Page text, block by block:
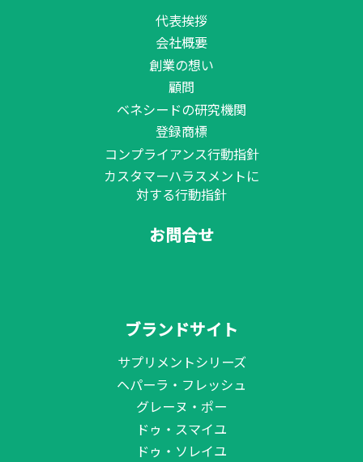
代表挨拶
会社概要
創業の想い
顧問
ベネシードの研究機関
登録商標
コンプライアンス行動指針
カスタマーハラスメントに
対する行動指針
お問合せ
ブランドサイト
サプリメントシリーズ
ヘパーラ・フレッシュ
グレーヌ・ポー
ドゥ・スマイユ
ドゥ・ソレイユ